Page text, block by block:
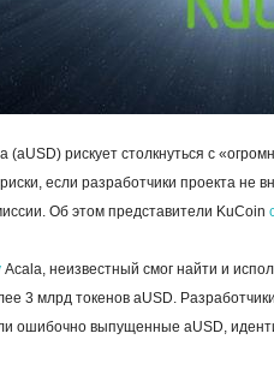
(aUSD) рискует столкнуться с
если разработчики проекта не
Об этом представители KuCoin
Acala, неизвестный смог найти и
3 млрд токенов aUSD.
ошибочно выпущенные aUSD,